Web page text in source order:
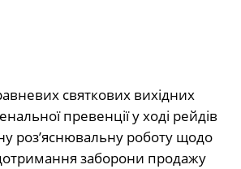
святкових вихідних
превенції у ході рейдів
роз’яснювальну роботу щодо
заборони продажу